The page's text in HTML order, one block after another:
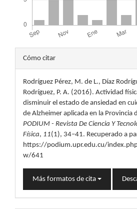
Detalles
del
artículo
Cómo citar
Rodríguez Pérez, M. de L., Díaz
Rodríguez, P. A. (2016). Actividad
disminuir el estado de ansiedad en
de Alzheimer aplicada en la Provincia
PODIUM - Revista De Ciencia Y
Física, 11(1), 34–41. Recuperado a
https://podium.upr.edu.cu/
w/641
Más formatos de cita